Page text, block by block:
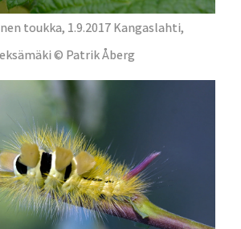
toukka, 1.9.2017 Kangaslahti,
© Patrik Åberg